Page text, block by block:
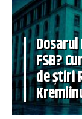
FSB?
de știri